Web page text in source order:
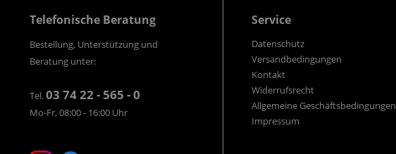
Telefonische Beratung
Bestellung, Unterstützung und
Beratung unter:
Tel.03 74 22 - 565 - 0
Mo-Fr, 08:00 - 16:00 Uhr
Service
Datenschutz
Versandbedingungen
Kontakt
Widerrufsrecht
Allgemeine Geschäftsbedingungen
Impressum